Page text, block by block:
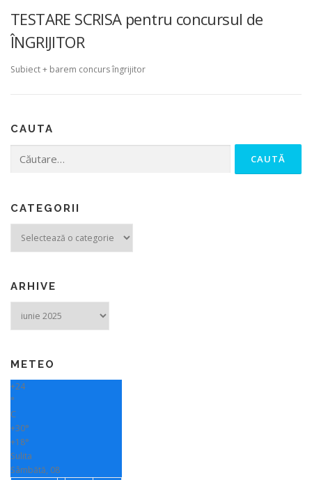
TESTARE SCRISA pentru concursul de
ÎNGRIJITOR
Subiect + barem concurs îngrijitor
CAUTA
CATEGORII
ARHIVE
METEO
+24
°
C
+30°
+18°
Sulita
Sâmbătă, 08